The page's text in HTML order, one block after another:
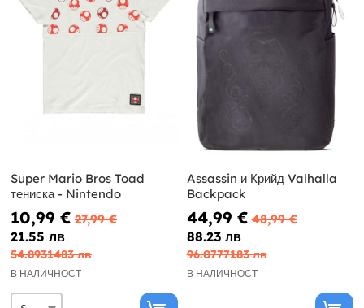
Super Mario Bros Toad
тениска - Nintendo
10,99 € 27,99 €
21.55 лв
54.8931483 лв
В НАЛИЧНОСТ
Assassin и Крийд Valhalla
Backpack
44,99 € 48,99 €
88.23 лв
96.0777183 лв
В НАЛИЧНОСТ